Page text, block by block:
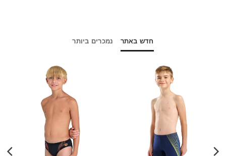
חדש באתר נמכרים ביותר